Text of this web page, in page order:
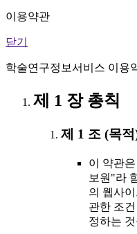
이용약관
닫기
학술연구정보서비스 이용
제 1 장 총칙
제 1 조 (목
이 약관
보원"라
의 웹사
관한 조
정하는